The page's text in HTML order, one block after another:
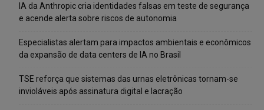
IA da Anthropic cria identidades falsas em teste de segurança
e acende alerta sobre riscos de autonomia
Especialistas alertam para impactos ambientais e econômicos
da expansão de data centers de IA no Brasil
TSE reforça que sistemas das urnas eletrônicas tornam-se
invioláveis após assinatura digital e lacração